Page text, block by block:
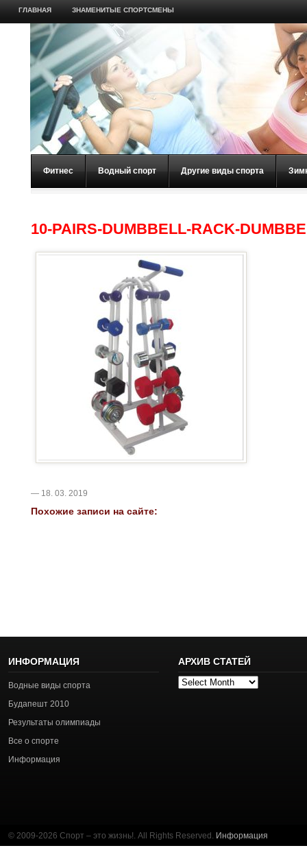
ГЛАВНАЯ ЗНАМЕНИТЫЕ СПОРТСМЕНЫ
Фитнес Водный спорт Другие виды спорта
10-PAIRS-DUMBBELL-RACK-
— 18. 03. 2019
Похожие записи на сайте:
ИНФОРМАЦИЯ
Водные виды спорта
Будапешт 2010
Результаты олимпиады
Все о спорте
Информация
АРХИВ СТАТЕЙ
Архив
© 2009-2026 Спорт – это жизнь!. All Rights Reserved. Информация